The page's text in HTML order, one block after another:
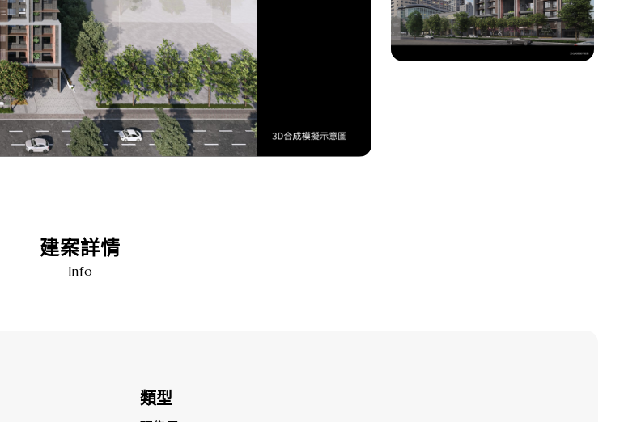
建案詳情
Info
類型